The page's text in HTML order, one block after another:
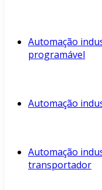
Automação
programável
Automação
Automação
transportador